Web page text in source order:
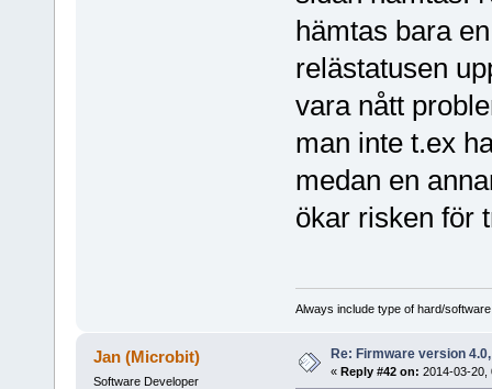
hämtas bara
relästatusen
vara nått
man inte t.ex
medan en
ökar risken för
Always include type of hard/
Jan (Microbit)
Software Developer
Re: Firmware version
« Reply #42 on: 2014-03-20,